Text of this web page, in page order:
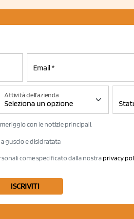
Attività dell'azienda
con le notizie principali.
guscio e disidratata
come specificato dalla nostra privacy
ISCRIVITI